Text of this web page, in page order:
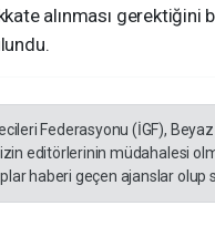
alınması gerektiğini
Federasyonu (İGF),
editörlerinin müdahalesi
haberi geçen ajanslar